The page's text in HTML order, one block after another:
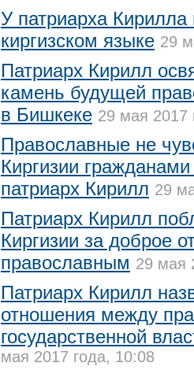
У патриарха
киргизском языке 29
Патриарх Кирилл
камень будущей
в Бишкеке 29 мая 2017
Православные не
Киргизии
патриарх Кирилл 29
Патриарх Кирилл
Киргизии за доброе
православным 29 мая
Патриарх Кирилл
отношения между
государственной
мая 2017 года, 10:08